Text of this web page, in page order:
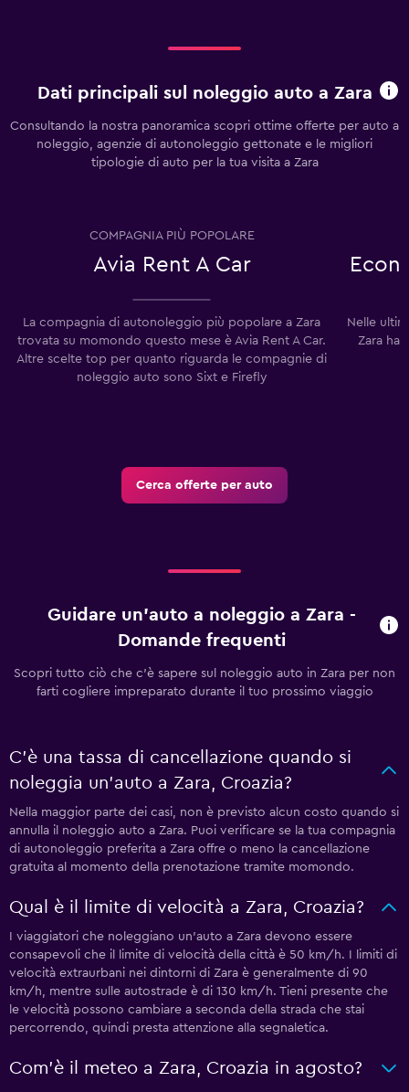
Dati principali sul noleggio auto a Zara
Consultando la nostra panoramica scopri ottime offerte per auto a
noleggio, agenzie di autonoleggio gettonate e le migliori
tipologie di auto per la tua visita a Zara
COMPAGNIA PIÙ POPOLARE
Avia Rent A Car
La compagnia di autonoleggio più popolare a Zara
trovata su momondo questo mese è Avia Rent A Car.
Altre scelte top per quanto riguarda le compagnie di
noleggio auto sono Sixt e Firefly
Nelle
Zara
Cerca offerte per auto
Guidare un'auto a noleggio a Zara -
Domande frequenti
Scopri tutto ciò che c'è sapere sul noleggio auto in Zara per non
farti cogliere impreparato durante il tuo prossimo viaggio
C'è una tassa di cancellazione quando si
noleggia un'auto a Zara, Croazia?
Nella maggior parte dei casi, non è previsto alcun costo quando si
annulla il noleggio auto a Zara. Puoi verificare se la tua compagnia
di autonoleggio preferita a Zara offre o meno la cancellazione
gratuita al momento della prenotazione tramite momondo.
Qual è il limite di velocità a Zara, Croazia?
I viaggiatori che noleggiano un'auto a Zara devono essere
consapevoli che il limite di velocità della città è 50 km/h. I limiti di
velocità extraurbani nei dintorni di Zara è generalmente di 90
km/h, mentre sulle autostrade è di 130 km/h. Tieni presente che
le velocità possono cambiare a seconda della strada che stai
percorrendo, quindi presta attenzione alla segnaletica.
Com'è il meteo a Zara, Croazia in agosto?